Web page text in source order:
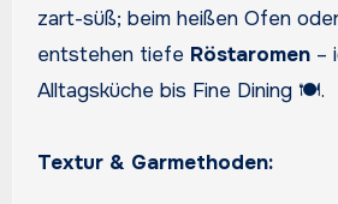
zart-süß; beim heißen Ofen
entstehen tiefe Röstaromen–
Alltagsküche bis Fine Dining 🍽️.
Textur & Garmethoden: